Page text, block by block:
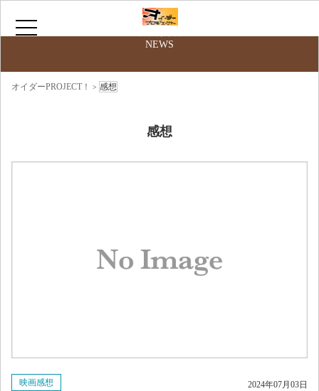
HOME
お問い合わせ
NEWS
オイダーPROJECT！ > 感想
感想
映画感想 2024年07月03日